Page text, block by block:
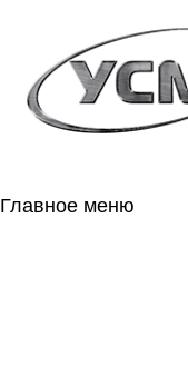
Главное меню